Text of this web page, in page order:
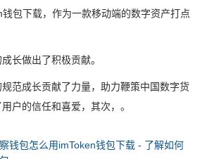
包下载，作为一款移动端的数字资产打点
长做出了积极贡献。
范成长贡献了力量，助力鞭策中国数字货
户的信任和喜爱，其次，。
钱包怎么用imToken钱包下载 - 了解如何